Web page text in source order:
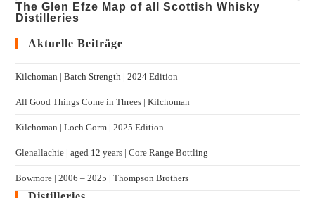
The Glen Efze Map of all Scottish Whisky
Distilleries
Aktuelle Beiträge
Kilchoman | Batch Strength | 2024 Edition
All Good Things Come in Threes | Kilchoman
Kilchoman | Loch Gorm​ | 2025 Edition
Glenallachie | aged 12 years | Core Range Bottling
Bowmore | 2006 – 2025 | Thompson Brothers